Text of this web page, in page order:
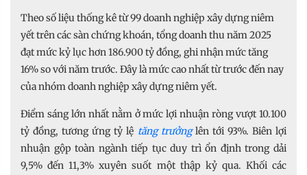
Theo số liệu thống kê từ 99 doanh nghiệp xây dựng niêm
yết trên các sàn chứng khoán, tổng doanh thu năm 2025
đạt mức kỷ lục hơn 186.900 tỷ đồng, ghi nhận mức tăng
16% so với năm trước. Đây là mức cao nhất từ trước đến nay
của nhóm doanh nghiệp xây dựng niêm yết.
Điểm sáng lớn nhất nằm ở mức lợi nhuận ròng vượt 10.100
tỷ đồng, tương ứng tỷ lệ tăng trưởnglên tới 93%. Biên lợi
nhuận gộp toàn ngành tiếp tục duy trì ổn định trong dải
9,5% đến 11,3% xuyên suốt một thập kỷ qua. Khối các